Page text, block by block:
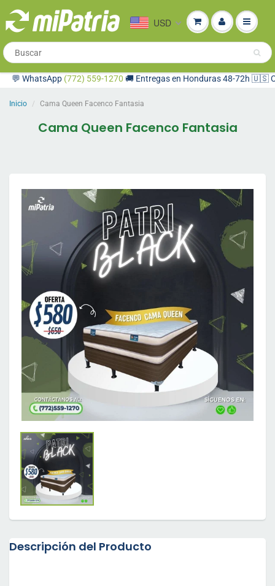
USD
WhatsApp(772) 559-1270🚚 Entregas en Honduras 48-72h 🇺🇸
Inicio Cama Queen Facenco Fantasia
Cama Queen Facenco Fantasia
Descripción del Producto